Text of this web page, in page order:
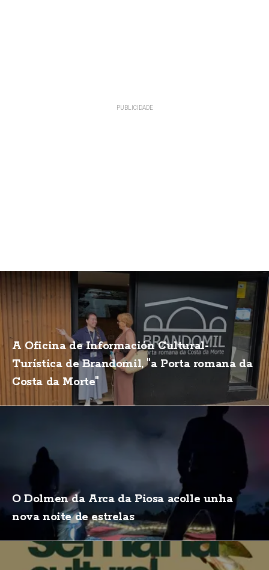
A Oficina de Información Cultural-
Turística de Brandomil, "a Porta romana da
Costa da Morte"
O Dolmen da Arca da Piosa acolle unha
nova noite de estrelas